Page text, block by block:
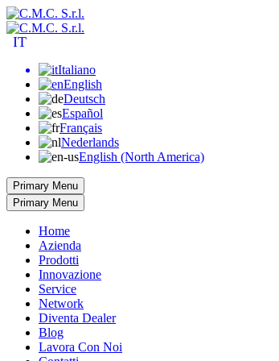
IT
Italiano
English
Deutsch
Español
Français
Nederlands
English (North America)
Primary Menu
Primary Menu
Home
Azienda
Prodotti
Innovazione
Service
Network
Diventa Dealer
Blog
Lavora Con Noi